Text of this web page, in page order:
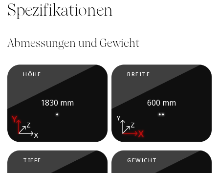
Spezifikationen
Abmessungen und Gewicht
HÖHE
1830 mm
BREITE
600 mm
TIEFE GEWICHT